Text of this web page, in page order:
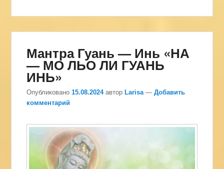
Мантра Гуань — Инь «НА
— МО ЛЬО ЛИ ГУАНЬ
ИНЬ»
Опубликовано15.08.2024 авторLarisa —Добавить
комментарий